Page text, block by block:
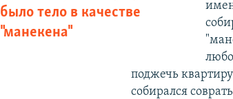
было тело в качестве
"манекена"
поджечь
собирался